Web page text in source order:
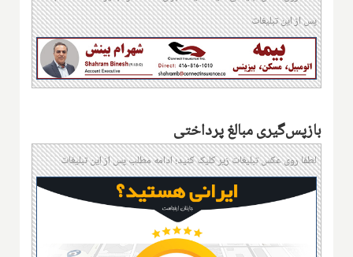
پس از این تبلیغات
بازپس‌گیری مبالغ پرداختی
لطفا روی عکس تبلیغات زیر کلیک کنید؛ ادامه مطلب پس از این تبلیغات